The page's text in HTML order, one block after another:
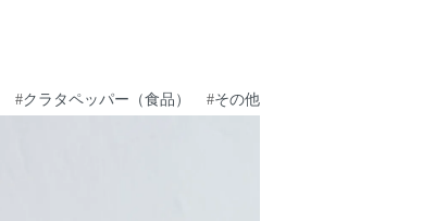
#クラタペッパー（食品） #その他